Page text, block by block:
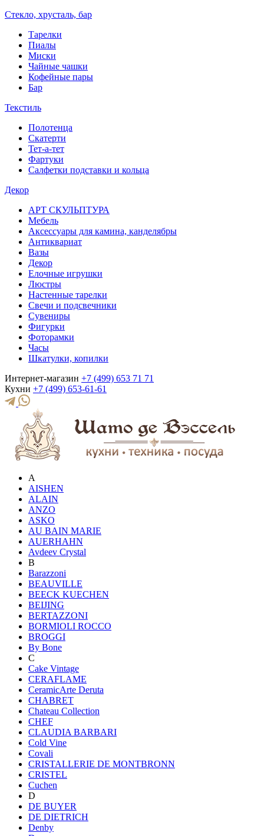
Стекло, хрусталь, бар
Тарелки
Пиалы
Миски
Чайные чашки
Кофейные пары
Бар
Текстиль
Полотенца
Скатерти
Тет-а-тет
Фартуки
Салфетки подставки и кольца
Декор
АРТ СКУЛЬПТУРА
Мебель
Аксессуары для камина, канделябры
Антиквариат
Вазы
Декор
Елочные игрушки
Люстры
Настенные тарелки
Свечи и подсвечники
Сувениры
Фигурки
Фоторамки
Часы
Шкатулки, копилки
Интернет-магазин +7 (499) 653 71 71
Кухни +7 (499) 653-61-61
A
AISHEN
ALAIN
ANZO
ASKO
AU BAIN MARIE
AUERHAHN
Avdeev Crystal
B
Barazzoni
BEAUVILLE
BEECK KUECHEN
BEIJING
BERTAZZONI
BORMIOLI ROCCO
BROGGI
By Bone
C
Cake Vintage
CERAFLAME
CeramicArte Deruta
CHABRET
Chateau Collection
CHEF
CLAUDIA BARBARI
Cold Vine
Covali
CRISTALLERIE DE MONTBRONN
CRISTEL
Cuchen
D
DE BUYER
DE DIETRICH
Denby